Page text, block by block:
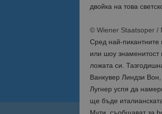
двойка на това
© Wiener Staatsoper /
Сред най-пикантните
или шоу
ложата си.
Ванкувер Линдзи
Лугнер успя да
ще бъде